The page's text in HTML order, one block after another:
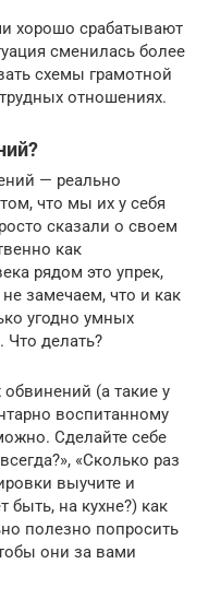
хорошо срабатывают
сменилась более
схемы грамотной
отношениях.
— реально
что мы их у себя
сказали о своем
как
рядом это упрек,
замечаем, что и как
угодно умных
Что делать?
(а такие у
воспитанному
Сделайте себе
«Сколько раз
выучите и
быть, на кухне?) как
полезно попросить
они за вами